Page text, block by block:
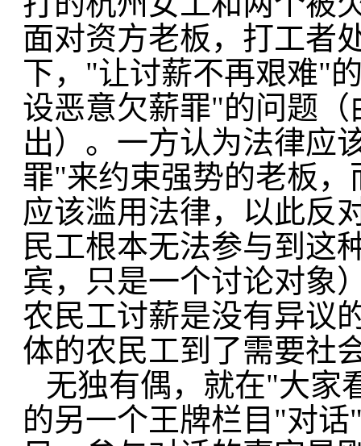
面对资方老板，打工者
下，"让讨薪不再艰难"
设恶意欠薪罪"的问题
出）。一方认为法律应
罪"来约束强势的老板
应该滥用法律，以此反
民工根本无法参与到这
宾，只是一个讨论对象
农民工讨薪是没有异议
体的农民工到了需要社
无独有偶，就在"大家
的另一个王牌栏目"对